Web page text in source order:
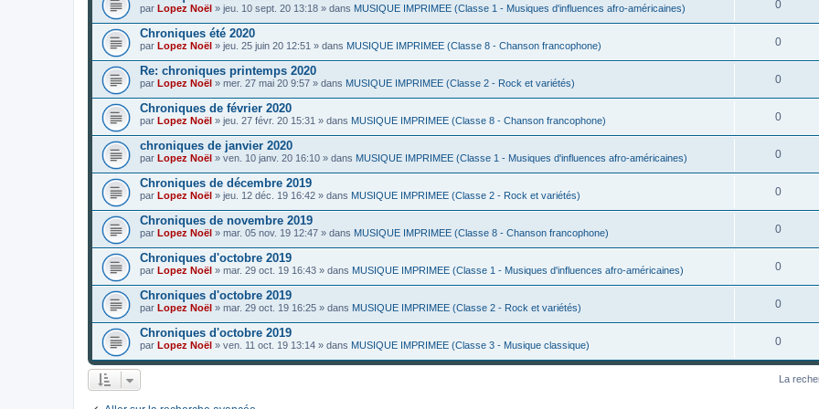
par Lopez Noël » jeu. 10 sept. 20 13:18 » dans MUSIQUE IMPRIMEE (Classe 1 - Musiques d'influences afro-américaines) 0
Chroniques été 2020
par Lopez Noël » jeu. 25 juin 20 12:51 » dans MUSIQUE IMPRIMEE (Classe 8 - Chanson francophone) 0
Re: chroniques printemps 2020
par Lopez Noël » mer. 27 mai 20 9:57 » dans MUSIQUE IMPRIMEE (Classe 2 - Rock et variétés) 0
Chroniques de février 2020
par Lopez Noël » jeu. 27 févr. 20 15:31 » dans MUSIQUE IMPRIMEE (Classe 8 - Chanson francophone) 0
chroniques de janvier 2020
par Lopez Noël » ven. 10 janv. 20 16:10 » dans MUSIQUE IMPRIMEE (Classe 1 - Musiques d'influences afro-américaines) 0
Chroniques de décembre 2019
par Lopez Noël » jeu. 12 déc. 19 16:42 » dans MUSIQUE IMPRIMEE (Classe 2 - Rock et variétés) 0
Chroniques de novembre 2019
par Lopez Noël » mar. 05 nov. 19 12:47 » dans MUSIQUE IMPRIMEE (Classe 8 - Chanson francophone) 0
Chroniques d'octobre 2019
par Lopez Noël » mar. 29 oct. 19 16:43 » dans MUSIQUE IMPRIMEE (Classe 1 - Musiques d'influences afro-américaines) 0
Chroniques d'octobre 2019
par Lopez Noël » mar. 29 oct. 19 16:25 » dans MUSIQUE IMPRIMEE (Classe 2 - Rock et variétés) 0
Chroniques d'octobre 2019
par Lopez Noël » ven. 11 oct. 19 13:14 » dans MUSIQUE IMPRIMEE (Classe 3 - Musique classique) 0
La